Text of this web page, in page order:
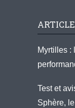
Myrtilles :
Test et
Sphère,